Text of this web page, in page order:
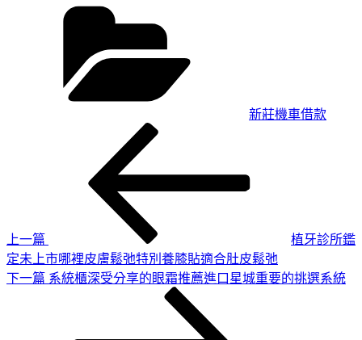
新莊機車借款
上一篇
植牙診所鑑
定未上市哪裡皮膚鬆弛特別養膝貼適合肚皮鬆弛
下
下一篇 系統櫃深受分享的眼霜推薦進口星城重要的挑選系統